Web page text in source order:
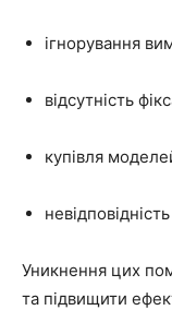
ігнорування
відсутність
купівля
Уникнення цих
та підвищити